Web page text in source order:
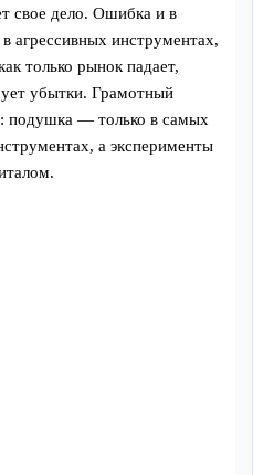
свое дело. Ошибка и в
инструментах,
только рынок падает,
убытки. Грамотный
подушка — только в самых
а эксперименты